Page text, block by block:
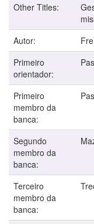
Other Titles:
Autor:
Primeiro
orientador:
Primeiro
membro da
banca:
Segundo
membro da
banca:
Terceiro
membro da
banca: